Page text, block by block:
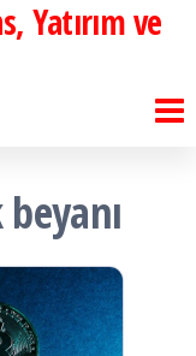
Yatırım ve